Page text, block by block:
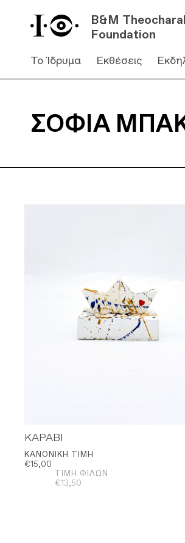
Β&Μ
Foundation
Το Ίδρυμα Εκθέσεις
ΣΟΦΊΑ
ΚΑΡΑΒΙ
ΚΑΝΟΝΙΚΉ ΤΙΜΉ
€15,00
ΤΙΜΉ ΦΊΛΩΝ
€13,50